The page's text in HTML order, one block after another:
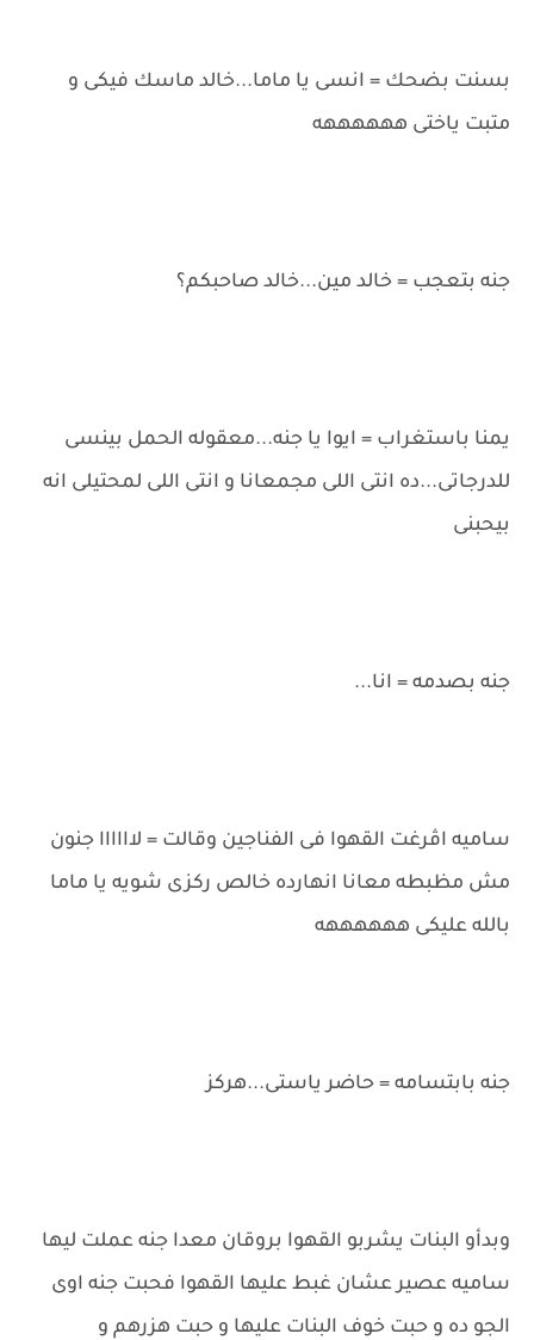
بسنت بضحك = انسى يا ماما...خالد ماسك فيكى و
متبت ياختى ههههههه
جنه بتعجب = خالد مين...خالد صاحبكم؟
يمنا باستغراب = ايوا يا جنه...معقوله الحمل بينسى
للدرجاتى...ده انتى اللى مجمعانا و انتى اللى لمحتيلى انه
بيحبنى
جنه بصدمه = انا...
ساميه اڤرغت القهوا فى الفناجين وقالت = لاااااا جنون
مش مظبطه معانا انهارده خالص ركزى شويه يا ماما
بالله عليكى ههههههه
جنه بابتسامه = حاضر ياستى...هركز
وبدأو البنات يشربو القهوا بروقان معدا جنه عملت ليها
ساميه عصير عشان غبط عليها القهوا فحبت جنه اوى
الجو ده و حبت خوف البنات عليها و حبت هزرهم و